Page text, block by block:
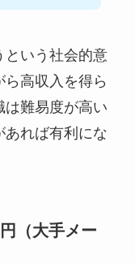
という社会的意
高収入を得ら
は難易度が高い
あれば有利にな
（大手メー